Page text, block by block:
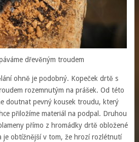
dřevěným troudem
ohně je podobný. Kopeček drtě s
rozemnutým na prášek. Od této
doutnat pevný kousek troudu, který
přiložíme materiál na podpal. Druhou
přímo z hromádky drtě obložené
je obtížnější v tom, že hrozí rozlétnutí